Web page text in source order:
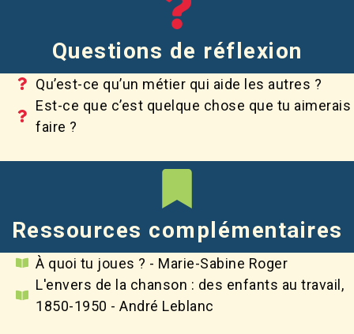
Questions de réflexion
Qu’est-ce qu’un métier qui aide les autres ?
Est-ce que c’est quelque chose que tu aimerais
faire ?
Ressources complémentaires
À quoi tu joues ? - Marie-Sabine Roger
L'envers de la chanson : des enfants au travail,
1850-1950 - André Leblanc